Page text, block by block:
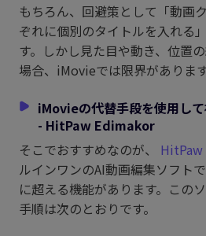
もちろん、回避策として「動画
ぞれに個別のタイトルを入れる
す。しかし見た目や動き、位置
場合、iMovieでは限界があります
iMovieの代替手段を使用し
- HitPaw Edimakor
そこでおすすめなのが、
ルインワンのAI動画編集ソフト
に超える機能があります。この
手順は次のとおりです。